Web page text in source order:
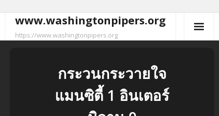
content
www.washingtonpipers.org
https://www.washingtonpipers.org
กระวนกระวายใจ
แมนซิตี้ 1 อินเตอร์